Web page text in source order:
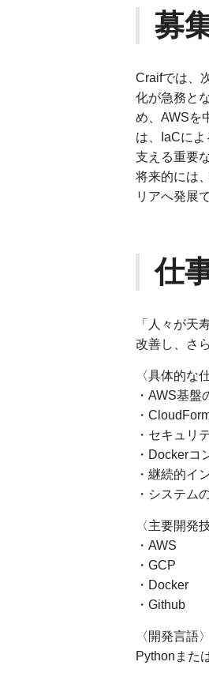
募
Craifでは、
化が急務と
め、AWSを
は、IaCに
支える重要
将来的には
リアへ発展
仕
「人々が天
改善し、さ
〈具体的な
・AWS基
・
・セキュリ
・Dockerコ
・継続的イ
・システム
〈主要開発
・AWS
・GCP
・Docker
・Github
〈開発言語〉
Pythonまた